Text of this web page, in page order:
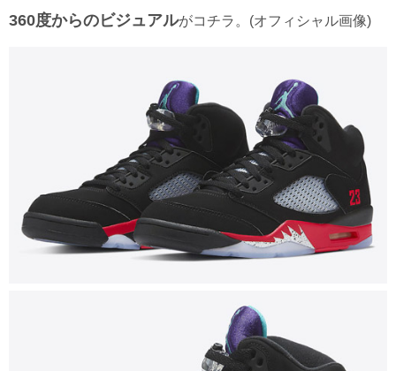
360度からのビジュアルがコチラ。(オフィシャル画像)